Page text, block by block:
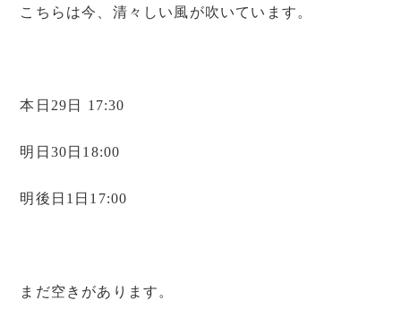
こちらは今、清々しい風が吹いています。
本日29日 17:30
明日30日18:00
明後日1日17:00
まだ空きがあります。